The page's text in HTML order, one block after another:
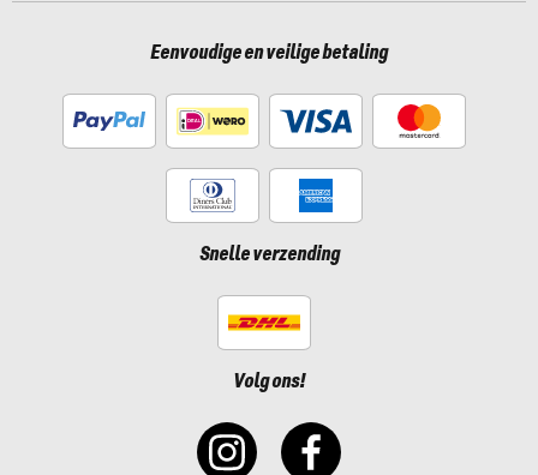
Eenvoudige en veilige betaling
Snelle verzending
Volg ons!